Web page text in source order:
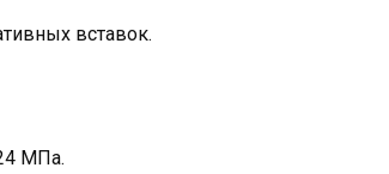
вставок.
МПа.